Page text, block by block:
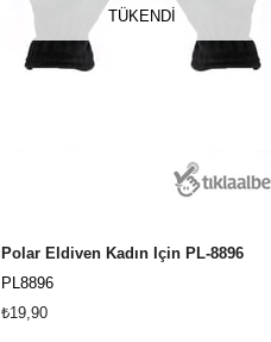
TÜKENDI
Polar Eldiven Kadın İçin PL-8896
PL8896
₺19,90